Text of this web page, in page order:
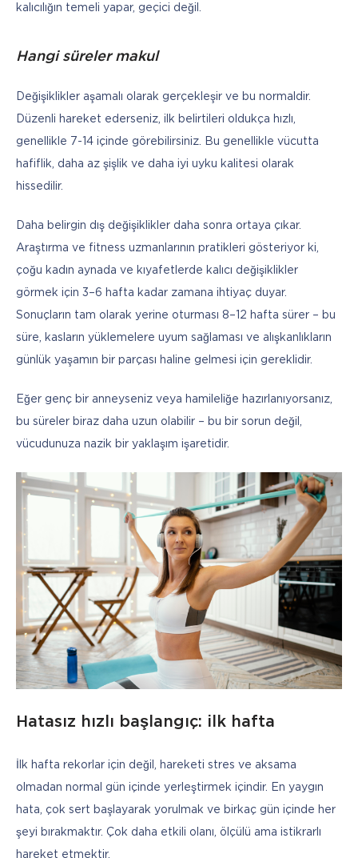
kalıcılığın temeli yapar, geçici değil.
Hangi süreler makul
Değişiklikler aşamalı olarak gerçekleşir ve bu normaldir.
Düzenli hareket ederseniz, ilk belirtileri oldukça hızlı,
genellikle 7-14 içinde görebilirsiniz. Bu genellikle vücutta
hafiflik, daha az şişlik ve daha iyi uyku kalitesi olarak
hissedilir.
Daha belirgin dış değişiklikler daha sonra ortaya çıkar.
Araştırma ve fitness uzmanlarının pratikleri gösteriyor ki,
çoğu kadın aynada ve kıyafetlerde kalıcı değişiklikler
görmek için 3–6 hafta kadar zamana ihtiyaç duyar.
Sonuçların tam olarak yerine oturması 8–12 hafta sürer – bu
süre, kasların yüklemelere uyum sağlaması ve alışkanlıkların
günlük yaşamın bir parçası haline gelmesi için gereklidir.
Eğer genç bir anneyseniz veya hamileliğe hazırlanıyorsanız,
bu süreler biraz daha uzun olabilir – bu bir sorun değil,
vücudunuza nazik bir yaklaşım işaretidir.
Hatasız hızlı başlangıç: ilk hafta
İlk hafta rekorlar için değil, hareketi stres ve aksama
olmadan normal gün içinde yerleştirmek içindir. En yaygın
hata, çok sert başlayarak yorulmak ve birkaç gün içinde her
şeyi bırakmaktır. Çok daha etkili olanı, ölçülü ama istikrarlı
hareket etmektir.